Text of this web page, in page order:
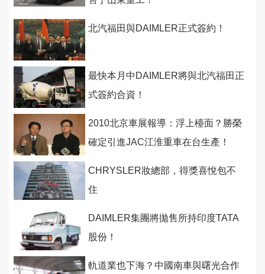
北汽福田與DAIMLER正式簽約！
最快本月中DAIMLER將與北汽福田正
式簽約合資！
2010北京車展報導：浮上檯面？勝榮
確定引進JAC江淮重車在台生產！
CHRYSLER妝總部，得獎喜悅包不
住
DAIMLER集團將拋售所持印度TATA
股份！
軌道業也下海？中國南車與曙光合作